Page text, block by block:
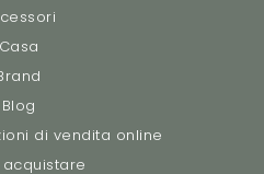
Casa
Blog
di vendita online